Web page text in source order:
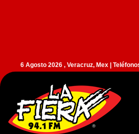
6 Agosto 2026 , Veracruz, Mex |